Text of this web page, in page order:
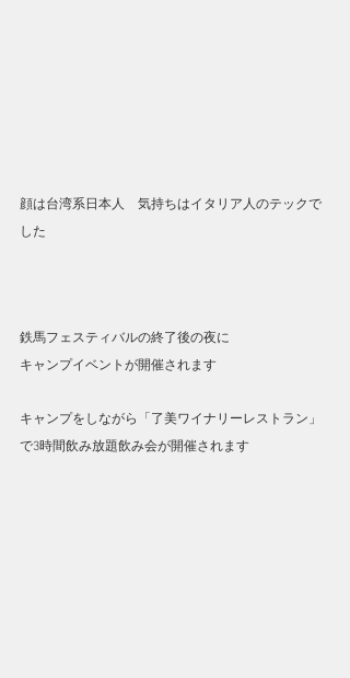
顔は台湾系日本人　気持ちはイタリア人のテックで
した
鉄馬フェスティバルの終了後の夜に
キャンプイベントが開催されます
キャンプをしながら「了美ワイナリーレストラン」
で3時間飲み放題飲み会が開催されます